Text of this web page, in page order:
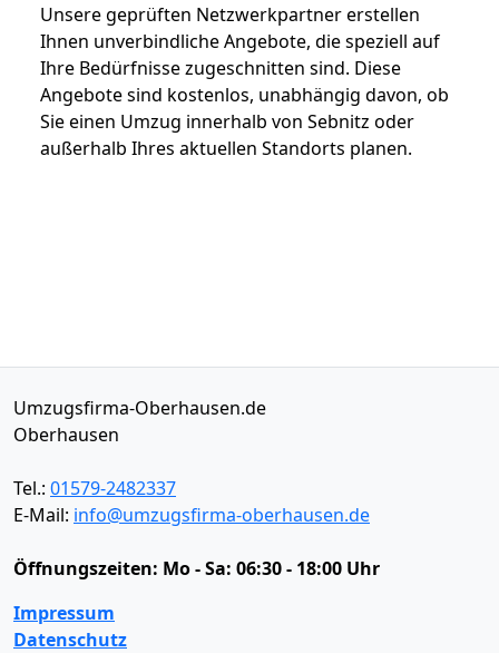
Unsere geprüften Netzwerkpartner erstellen
Ihnen unverbindliche Angebote, die speziell auf
Ihre Bedürfnisse zugeschnitten sind. Diese
Angebote sind kostenlos, unabhängig davon, ob
Sie einen Umzug innerhalb von Sebnitz oder
außerhalb Ihres aktuellen Standorts planen.
Umzugsfirma-Oberhausen.de
Oberhausen
Tel.: 01579-2482337
E-Mail: info@umzugsfirma-oberhausen.de
Öffnungszeiten: Mo - Sa: 06:30 - 18:00 Uhr
Impressum
Datenschutz